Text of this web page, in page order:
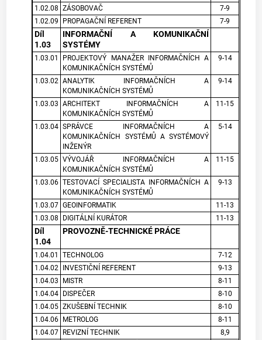
1.02.08 ZÁSOBOVAČ
7-9
1.02.09
PROPAGAČNÍ REFERENT 7-9
Díl
1.03
INFORMAČNÍ A KOMUNIKAČNÍ
SYSTÉMY
1.03.01
PROJEKTOVÝ MANAŽER INFORMAČNÍCH A
KOMUNIKAČNÍCH SYSTÉMŮ
9-14
1.03.02 ANALYTIK INFORMAČNÍCH A
KOMUNIKAČNÍCH SYSTÉMŮ
9-14
1.03.03 ARCHITEKT INFORMAČNÍCH A
KOMUNIKAČNÍCH SYSTÉMŮ
11-15
1.03.04 SPRÁVCE INFORMAČNÍCH A
KOMUNIKAČNÍCH SYSTÉMŮ A SYSTÉMOVÝ
INŽENÝR
5-14
1.03.05 VÝVOJÁŘ INFORMAČNÍCH A
KOMUNIKAČNÍCH SYSTÉMŮ
11-15
1.03.06 TESTOVACÍ SPECIALISTA INFORMAČNÍCH A
KOMUNIKAČNÍCH SYSTÉMŮ
9-13
1.03.07 GEOINFORMATIK
11-13
1.03.08
DIGITÁLNÍ KURÁTOR 11-13
Díl
1.04
PROVOZNĚ-TECHNICKÉ PRÁCE
1.04.01 TECHNOLOG
7-12
1.04.02
INVESTIČNÍ REFERENT
9-13
1.04.03
MISTR
8-11
1.04.04 DISPEČER
8-10
1.04.05 ZKUŠEBNÍ TECHNIK
8-10
1.04.06 METROLOG
8-11
1.04.07 REVIZNÍ TECHNIK
8,9